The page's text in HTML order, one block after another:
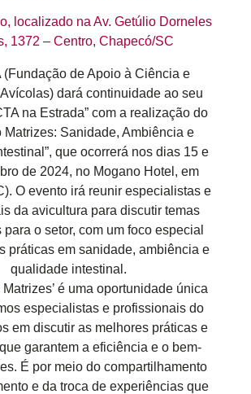
localizado na Av. Getúlio Dorneles
1372 – Centro, Chapecó/SC
(Fundação de Apoio à Ciência e
dará continuidade ao seu
na Estrada” com a realização do
Matrizes: Sanidade, Ambiência e
que ocorrerá nos dias 15 e
de 2024, no Mogano Hotel, em
O evento irá reunir especialistas e
da avicultura para discutir temas
para o setor, com um foco especial
práticas em sanidade, ambiência e
qualidade intestinal.
Matrizes’ é uma oportunidade única
especialistas e profissionais do
em discutir as melhores práticas e
garantem a eficiência e o bem-
É por meio do compartilhamento
e da troca de experiências que